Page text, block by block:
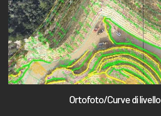
Ortofoto/Curve di livello